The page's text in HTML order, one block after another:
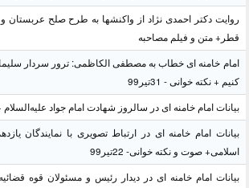
روایت دکتر احمدی نژاد از واکنشها به طرح صلح عربستان و
قطر+ متن و فیلم مصاحبه
امام خامنه ای خطاب به مصطفی الکاظمی: ترور سردار
کنیم + نکته خوانی - 31تیر99
بیانات امام خامنه ای در سالروز شهادت امام جواد علیه‌السلام + فیلم - 26
بیانات امام خامنه ای در ارتباط تصویری با نمایندگان
اسلامی+ صوت و نکته خوانی- 22تیر99
بیانات امام خامنه ای در دیدار رئیس و مسئولان قوه